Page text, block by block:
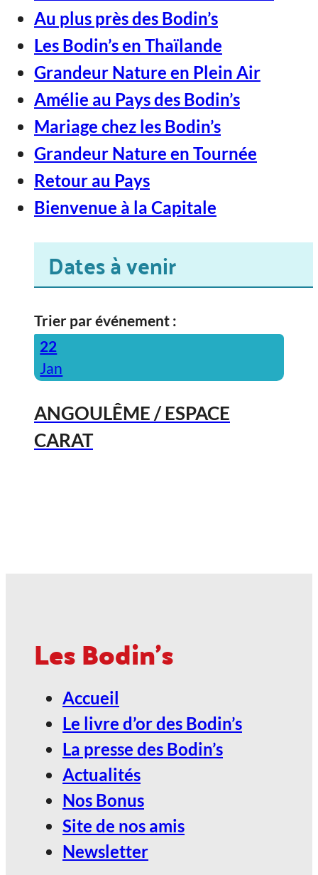
Au plus près des Bodin’s
Les Bodin’s en Thaïlande
Grandeur Nature en Plein Air
Amélie au Pays des Bodin’s
Mariage chez les Bodin’s
Grandeur Nature en Tournée
Retour au Pays
Bienvenue à la Capitale
Dates à venir
Trier par événement :
22
Jan
ANGOULÊME / ESPACE
CARAT
Nature !
24
ANGOULÊME / ESPACE
CARAT
Les Bodin's
Accueil
Le livre d’or des Bodin’s
La presse des Bodin’s
Actualités
Nos Bonus
Site de nos amis
Newsletter